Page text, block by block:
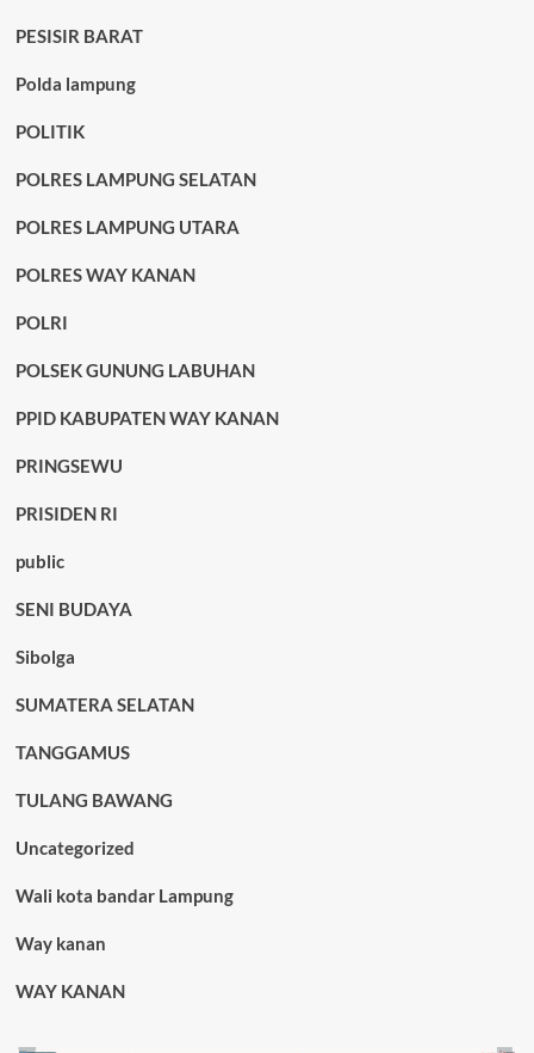
PESISIR BARAT
Polda lampung
POLITIK
POLRES LAMPUNG SELATAN
POLRES LAMPUNG UTARA
POLRES WAY KANAN
POLRI
POLSEK GUNUNG LABUHAN
PPID KABUPATEN WAY KANAN
PRINGSEWU
PRISIDEN RI
public
SENI BUDAYA
Sibolga
SUMATERA SELATAN
TANGGAMUS
TULANG BAWANG
Uncategorized
Wali kota bandar Lampung
Way kanan
WAY KANAN